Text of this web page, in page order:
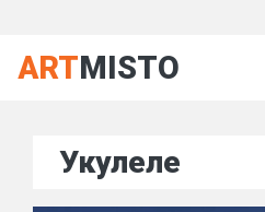
ARTMISTO
Укулеле